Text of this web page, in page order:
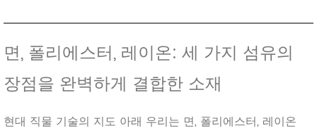
면, 폴리에스터, 레이온: 세 가지 섬유의
장점을 완벽하게 결합한 소재
현대 직물 기술의 지도 아래 우리는 면, 폴리에스터, 레이온